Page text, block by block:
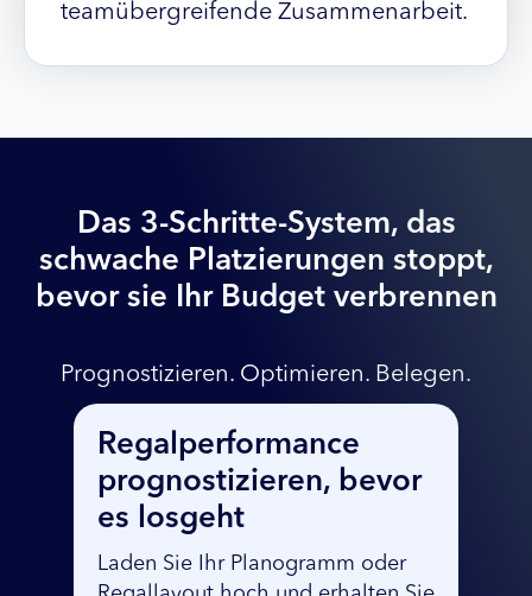
teamübergreifende Zusammenarbeit.
Das 3-Schritte-System, das
schwache Platzierungen stoppt,
bevor sie Ihr Budget verbrennen
Prognostizieren. Optimieren. Belegen.
bevor
losgeht
Sie Ihr Planogramm oder
und was die